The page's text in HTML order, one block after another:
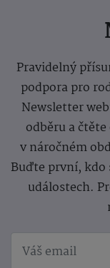
Pravidelný
podpora pro
Newsletter
odběru a
v náročném
Buďte první, kdo
událostech.